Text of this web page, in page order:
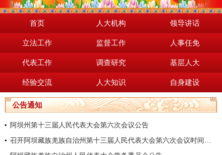
首页 人大机构 领导讲话
立法工作 监督工作 人事任免
代表工作 调查研究 基层人大
经验交流 人大知识 自身建设
公告通知
阿坝州第十三届人民代表大会第六次会议公告